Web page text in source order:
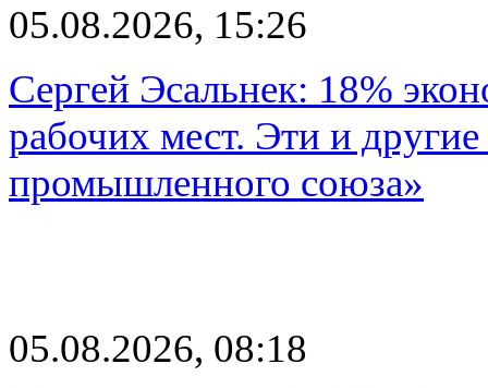
05.08.2026, 15:26
Сергей Эсальнек: 18%
рабочих мест. Эти и
промышленного союза»
05.08.2026, 08:18